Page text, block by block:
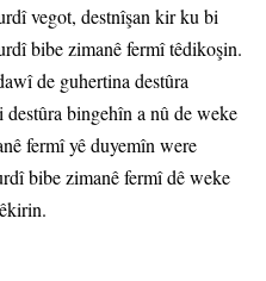
vegot, destnîşan kir ku bi
bibe zimanê fermî têdikoşin.
de guhertina destûra
bingehîn a nû de weke
fermî yê duyemîn were
bibe zimanê fermî dê weke